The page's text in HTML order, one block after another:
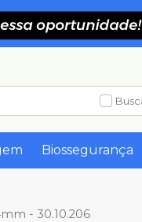
Biossegurança
- 30.10.206